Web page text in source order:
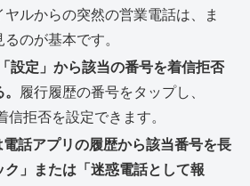
ヤルからの突然の営業電話は、ま
のが基本です。
設定」から該当の番号を着信拒否
履行履歴の番号をタップし、
信拒否を設定できます。
話アプリの履歴から該当番号を長
ク」または「迷惑電話として報